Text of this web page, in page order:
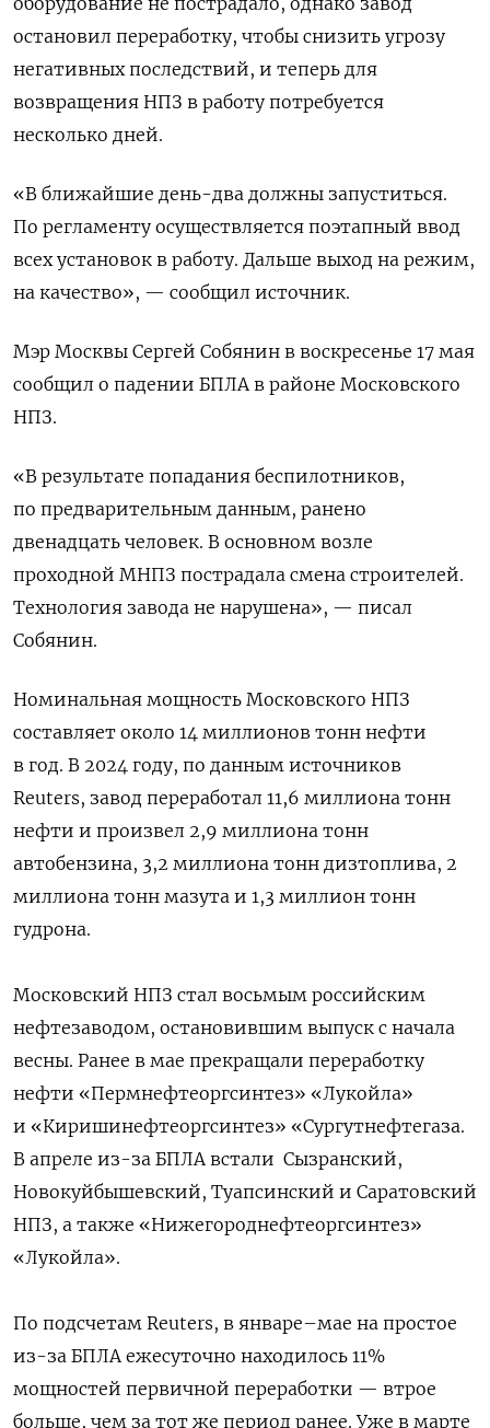
остановил переработку, чтобы снизить ⁠угрозу
негативных последствий, ‌и теперь для
возвращения НПЗ ‌в работу потребуется
несколько дней.
«В ближайшие день-два должны запуститься.
По регламенту ‌осуществляется поэтапный ввод
всех установок в работу. Дальше выход на режим,
на качество», — сообщил ‌источник.
Мэр Москвы Сергей Собянин в воскресенье 17 мая
сообщил о падении БПЛА в районе Московского
‌НПЗ.
«В результате попадания беспилотников,
по предварительным данным, ранено
двенадцать человек. В основном возле
проходной МНПЗ пострадала смена строителей.
Технология завода не нарушена», — писал
Собянин.
Номинальная мощность Московского НПЗ
составляет около 14 миллионов тонн нефти
в год. В ⁠2024 году, по данным источников
Reuters, завод переработал ‌11,6 миллиона тонн
нефти и произвел 2,9 ‌миллиона тонн
автобензина, 3,2 миллиона тонн дизтоплива, 2
миллиона тонн мазута и ‌1,3 миллион тонн
гудрона.
Московский НПЗ стал восьмым российским
нефтезаводом, остановившим выпуск с начала
весны. Ранее в мае прекращали переработку
нефти «Пермнефтеоргсинтез» «Лукойла»
и «Киришинефтеоргсинтез» «Сургутнефтегаза.
В апреле из-за БПЛА встали Сызранский,
Новокуйбышевский, Туапсинский и Саратовский
НПЗ, а также «Нижегороднефтеоргсинтез»
«Лукойла».
По подсчетам Reuters, в январе–мае на простое
из-за БПЛА ежесуточно находилось 11%
мощностей первичной переработки — втрое
больше, чем за тот же период ранее. Уже в марте